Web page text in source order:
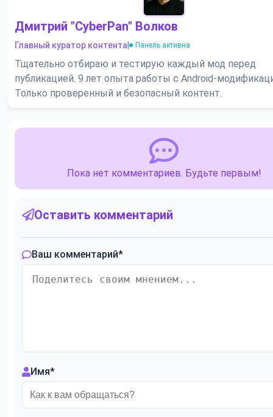
Дмитрий "CyberPan" Волков
Главный куратор контента Панель активна
Тщательно отбираю и тестирую каждый мод перед
публикацией. 9 лет опыта работы с Android-
Только проверенный и безопасный контент.
Пока нет комментариев. Будьте первым!
Оставить комментарий
Ваш комментарий*
Имя*